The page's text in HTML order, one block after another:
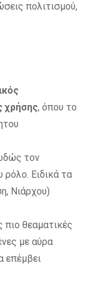
πολιτισμού,
χρήσης, όπου το
τον
ρόλο. Ειδικά τα
Νιάρχου)
πιο θεαματικές
με αύρα
επέμβει